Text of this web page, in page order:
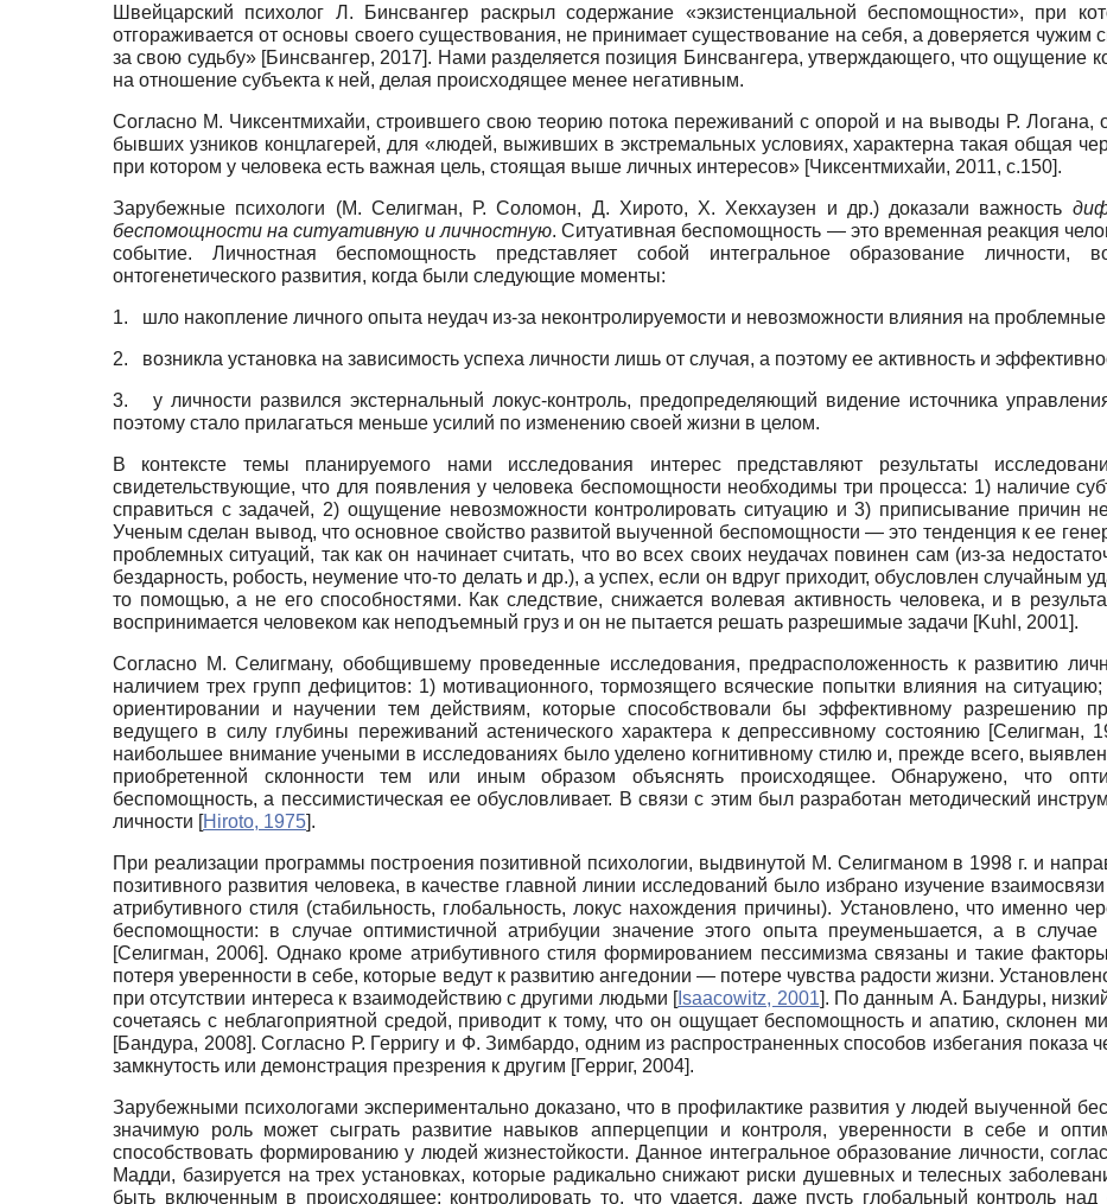
Швейцарский психолог Л. Бинсвангер раскрыл содержание «экзистенциальной беспомощности», при
отгораживается от основы своего существования, не принимает существование на себя, а доверяется чужим
за свою судьбу» [Бинсвангер, 2017]. Нами разделяется позиция Бинсвангера, утверждающего, что ощущение
на отношение субъекта к ней, делая происходящее менее негативным.
Согласно М. Чиксентмихайи, строившего свою теорию потока переживаний с опорой и на выводы Р.
бывших узников концлагерей, для «людей, выживших в экстремальных условиях, характерна такая общая
при котором у человека есть важная цель, стоящая выше личных интересов» [Чиксентмихайи, 2011, с.150].
Зарубежные психологи (М. Селигман, Р. Соломон, Д. Хирото, Х. Хекхаузен и др.) доказали важность
беспомощности на ситуативную и личностную. Ситуативная беспомощность — это временная реакция
событие. Личностная беспомощность представляет собой интегральное образование личности,
онтогенетического развития, когда были следующие моменты:
1. шло накопление личного опыта неудач из-за неконтролируемости и невозможности влияния на проблемные
2. возникла установка на зависимость успеха личности лишь от случая, а поэтому ее активность и
3. у личности развился экстернальный локус-контроль, предопределяющий видение источника
поэтому стало прилагаться меньше усилий по изменению своей жизни в целом.
В контексте темы планируемого нами исследования интерес представляют результаты
свидетельствующие, что для появления у человека беспомощности необходимы три процесса: 1) наличие
справиться с задачей, 2) ощущение невозможности контролировать ситуацию и 3) приписывание причин
Ученым сделан вывод, что основное свойство развитой выученной беспомощности — это тенденция к ее
проблемных ситуаций, так как он начинает считать, что во всех своих неудачах повинен сам (из-за
бездарность, робость, неумение что-то делать и др.), а успех, если он вдруг приходит, обусловлен случайным
то помощью, а не его способностями. Как следствие, снижается волевая активность человека, и в
воспринимается человеком как неподъемный груз и он не пытается решать разрешимые задачи [Kuhl, 2001].
Согласно М. Селигману, обобщившему проведенные исследования, предрасположенность к развитию
наличием трех групп дефицитов: 1) мотивационного, тормозящего всяческие попытки влияния на ситуацию;
ориентировании и научении тем действиям, которые способствовали бы эффективному разрешению
ведущего в силу глубины переживаний астенического характера к депрессивному состоянию [Селигман,
наибольшее внимание учеными в исследованиях было уделено когнитивному стилю и, прежде всего,
приобретенной склонности тем или иным образом объяснять происходящее. Обнаружено, что
беспомощность, а пессимистическая ее обусловливает. В связи с этим был разработан методический
личности [Hiroto, 1975].
При реализации программы построения позитивной психологии, выдвинутой М. Селигманом в 1998 г. и
позитивного развития человека, в качестве главной линии исследований было избрано изучение
атрибутивного стиля (стабильность, глобальность, локус нахождения причины). Установлено, что именно
беспомощности: в случае оптимистичной атрибуции значение этого опыта преуменьшается, а в случае
[Селигман, 2006]. Однако кроме атрибутивного стиля формированием пессимизма связаны и такие
потеря уверенности в себе, которые ведут к развитию ангедонии — потере чувства радости жизни.
при отсутствии интереса к взаимодействию с другими людьми [Isaacowitz, 2001]. По данным А. Бандуры,
сочетаясь с неблагоприятной средой, приводит к тому, что он ощущает беспомощность и апатию, склонен
[Бандура, 2008]. Согласно Р. Герригу и Ф. Зимбардо, одним из распространенных способов избегания показа
замкнутость или демонстрация презрения к другим [Герриг, 2004].
Зарубежными психологами экспериментально доказано, что в профилактике развития у людей выученной
значимую роль может сыграть развитие навыков апперцепции и контроля, уверенности в себе и
способствовать формированию у людей жизнестойкости. Данное интегральное образование личности,
Мадди, базируется на трех установках, которые радикально снижают риски душевных и телесных
быть включенным в происходящее; контролировать то, что удается, даже пусть глобальный контроль